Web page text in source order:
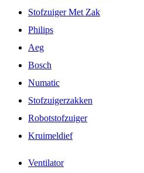
Stofzuiger Met Zak
Philips
Aeg
Bosch
Numatic
Stofzuigerzakken
Robotstofzuiger
Kruimeldief
Ventilator